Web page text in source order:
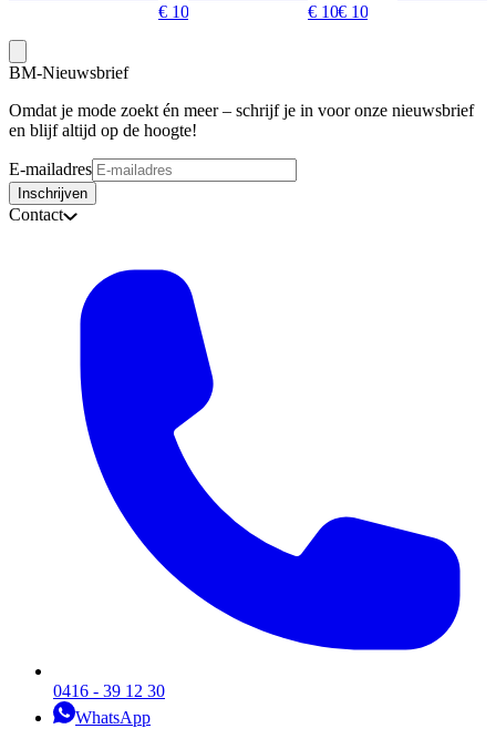
€ 109,95
€ 109,95
€ 109,95
BM-Nieuwsbrief
Omdat je mode zoekt én meer – schrijf je in voor onze nieuwsbrief
en blijf altijd op de hoogte!
E-mailadres
Inschrijven
Contact
0416 - 39 12 30
WhatsApp